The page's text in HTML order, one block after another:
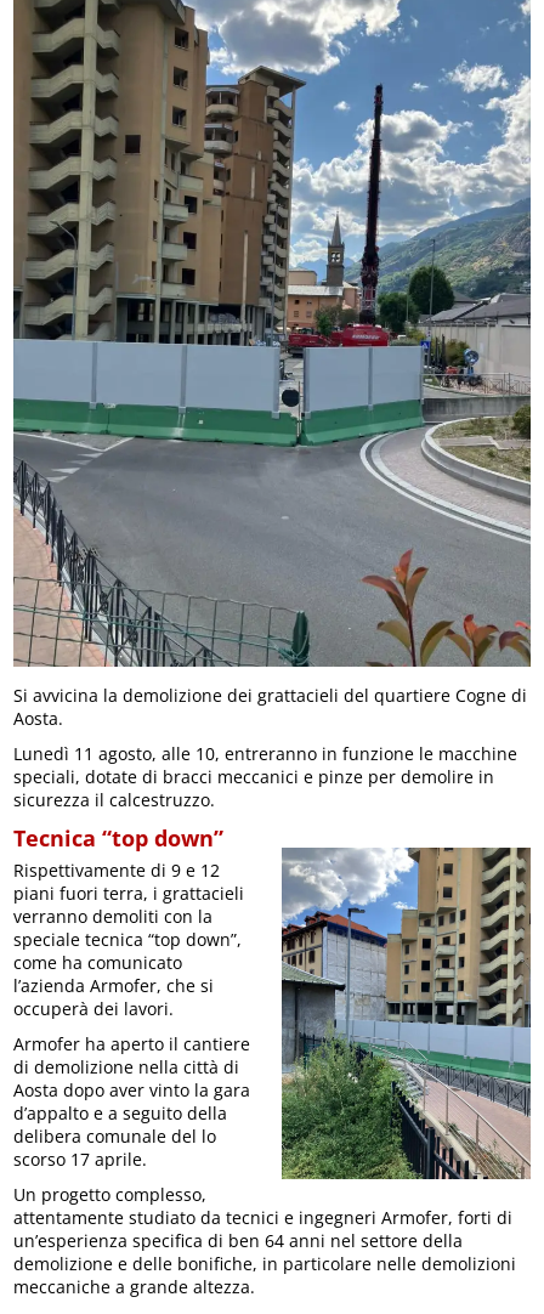
Si avvicina la demolizione dei grattacieli del quartiere Cogne di
Aosta.
Lunedì 11 agosto, alle 10, entreranno in funzione le macchine
speciali, dotate di bracci meccanici e pinze per demolire in
sicurezza il calcestruzzo.
Tecnica “top down”
Rispettivamente di 9 e 12
piani fuori terra, i grattacieli
verranno demoliti con la
speciale tecnica “top down”,
come ha comunicato
l’azienda Armofer, che si
occuperà dei lavori.
Armofer ha aperto il cantiere
di demolizione nella città di
Aosta dopo aver vinto la gara
d’appalto e a seguito della
delibera comunale del lo
scorso 17 aprile.
Un progetto complesso,
attentamente studiato da tecnici e ingegneri Armofer, forti di
un’esperienza specifica di ben 64 anni nel settore della
demolizione e delle bonifiche, in particolare nelle demolizioni
meccaniche a grande altezza.